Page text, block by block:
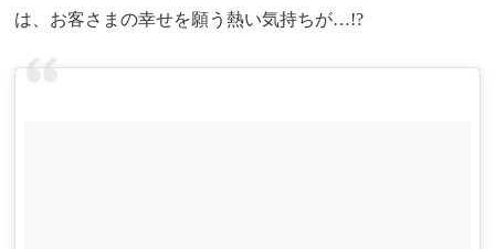
は、お客さまの幸せを願う熱い気持ちが…!?